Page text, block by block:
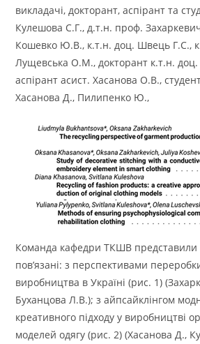
викладачі, докторант, аспірант та
Кулешова С.Г., д.т.н. проф.
Кошевко Ю.В., к.т.н. доц. Швець Г.С.,
Лущевська О.М., докторант к.т.н.
аспірант асист. Хасанова О.В.,
Хасанова Д., Пилипенко Ю.,
Команда кафедри ТКШВ представили
пов’язані: з перспективами
виробництва в Україні (рис. 1)
Буханцова Л.В.); з айпсайклінгом
креативного підходу у виробництві
моделей одягу (рис. 2) (Хасанова Д.,